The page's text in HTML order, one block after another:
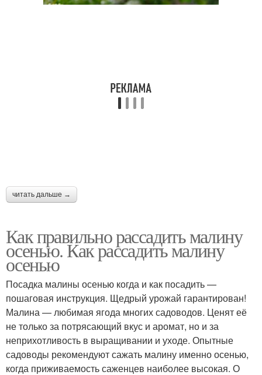
читать дальше →
Как правильно рассадить малину
осенью. Как рассадить малину
осенью
Посадка малины осенью когда и как посадить —
пошаговая инструкция. Щедрый урожай гарантирован!
Малина — любимая ягода многих садоводов. Ценят её
не только за потрясающий вкус и аромат, но и за
неприхотливость в выращивании и уходе. Опытные
садоводы рекомендуют сажать малину именно осенью,
когда приживаемость саженцев наиболее высокая. О